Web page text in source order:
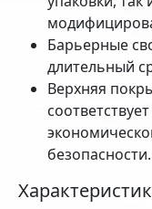
Барьерные
длительный
Верхняя
безопасности.